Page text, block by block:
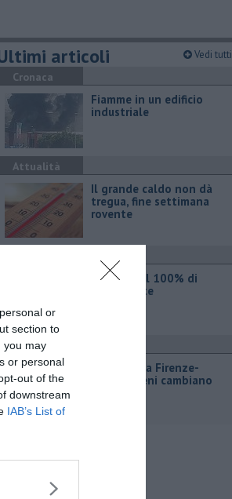
or
section to
you may
or personal
out of the
downstream
IAB’s List of
articoli Vedi tutti
Cronaca
Fiamme in un edificio
industriale
Attualità
Il grande caldo non dà
tregua, fine settimana
rovente
Iren sale al 100% di
Etambiente
Attualità
Lavori sulla Firenze-
Roma, i treni cambiano